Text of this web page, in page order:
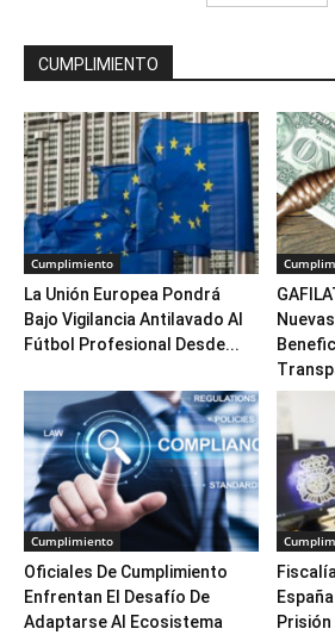
CUMPLIMIENTO
Cumplimiento
La Unión Europea Pondrá
Bajo Vigilancia Antilavado Al
Fútbol Profesional Desde...
Cumplimiento
Oficiales De Cumplimiento
Enfrentan El Desafío De
Adaptarse Al Ecosistema